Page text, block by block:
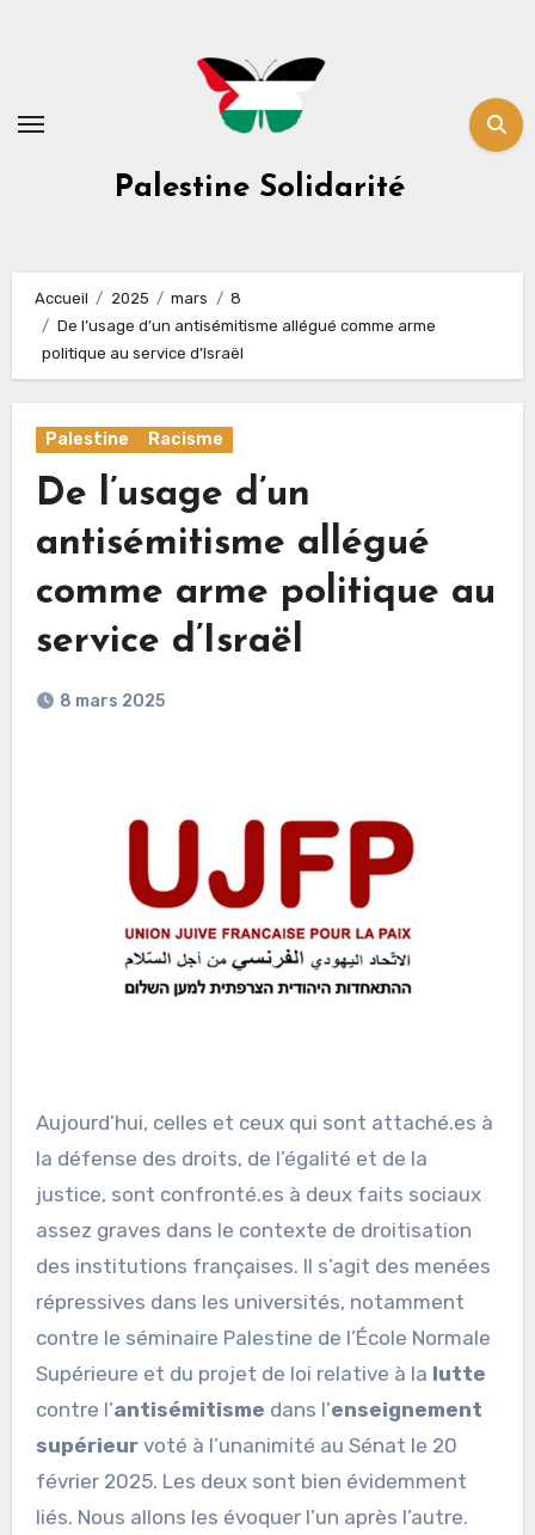
Palestine Solidarité
Accueil 2025 mars
8
De l’usage d’un antisémitisme allégué comme arme
politique au service d’Israël
Palestine Racisme
De l’usage d’un
antisémitisme allégué
comme arme politique au
service d’Israël
8 mars 2025
Aujourd’hui, celles et ceux qui sont attaché.es à
la défense des droits, de l’égalité et de la
justice, sont confronté.es à deux faits sociaux
assez graves dans le contexte de droitisation
des institutions françaises. Il s’agit des menées
répressives dans les universités, notamment
contre le séminaire Palestine de l’École Normale
Supérieure et du projet de loi relative à la lutte
contre l’antisémitisme dans l’enseignement
supérieur voté à l’unanimité au Sénat le 20
février 2025. Les deux sont bien évidemment
liés. Nous allons les évoquer l’un après l’autre.